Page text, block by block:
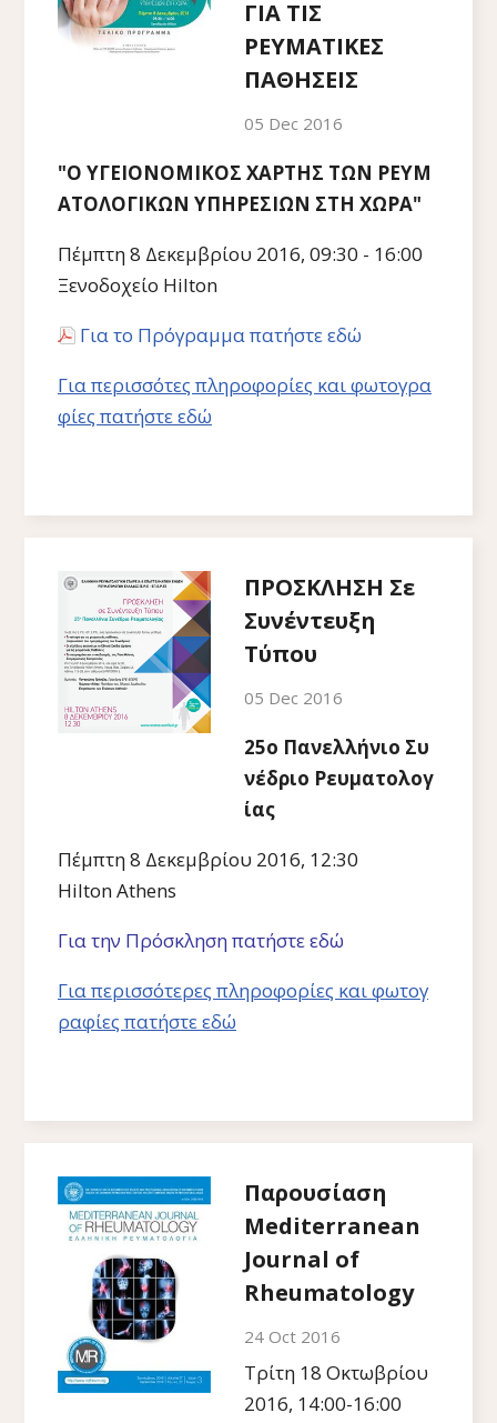
ΓΙΑ ΤΙΣ
ΡΕΥΜΑΤΙΚΕΣ
ΠΑΘΗΣΕΙΣ
05 Dec 2016
"Ο ΥΓΕΙΟΝΟΜΙΚΟΣ ΧΑΡΤΗΣ ΤΩΝ ΡΕΥΜ
ΑΤΟΛΟΓΙΚΩΝ ΥΠΗΡΕΣΙΩΝ ΣΤΗ ΧΩΡΑ"
Πέμπτη 8 Δεκεμβρίου 2016, 09:30 - 16:00
Ξενοδοχείο Hilton
Για το Πρόγραμμα πατήστε εδώ
Για περισσότες πληροφορίες και φωτογρα
φίες πατήστε εδώ
ΠΡΟΣΚΛΗΣΗ Σε
Συνέντευξη
Τύπου
05 Dec 2016
25ο Πανελλήνιο Συ
νέδριο Ρευματολογ
ίας
Πέμπτη 8 Δεκεμβρίου 2016, 12:30
Hilton Athens
Για την Πρόσκληση πατήστε εδώ
Για περισσότερες πληροφορίες και φωτογ
ραφίες πατήστε εδώ
Παρουσίαση
Mediterranean
Journal of
Rheumatology
24 Oct 2016
Τρίτη 18 Οκτωβρίου
2016, 14:00-16:00